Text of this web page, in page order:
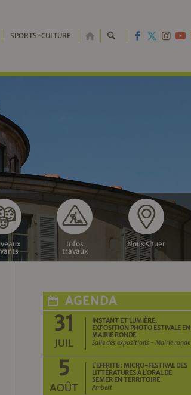
SPORTS-CULTURE RETOUR
Infos
travaux
Nous situer
AGENDA
31
JUIL
INSTANT ET LUMIÈRE.
EXPOSITION PHOTO ESTIVALE EN
MAIRIE RONDE
Salle des expositions - Mairie ronde
5
AOÛT
L’EFFRITE : MICRO-FESTIVAL DES
LITTÉRATURES À L’ORAL DE
SEMER EN TERRITOIRE
Ambert